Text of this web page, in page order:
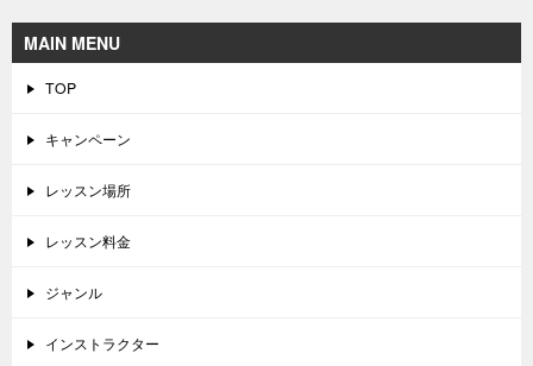
MAIN MENU
TOP
キャンペーン
レッスン場所
レッスン料金
ジャンル
インストラクター